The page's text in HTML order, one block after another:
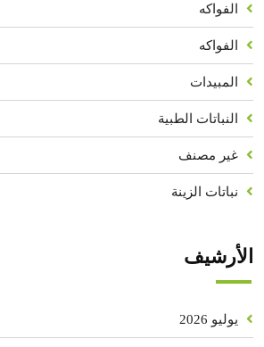
الفواكه
الفواكه
المبيدات
النباتات الطبية
غير مصنف
نباتات الزينة
الأرشيف
يوليو 2026